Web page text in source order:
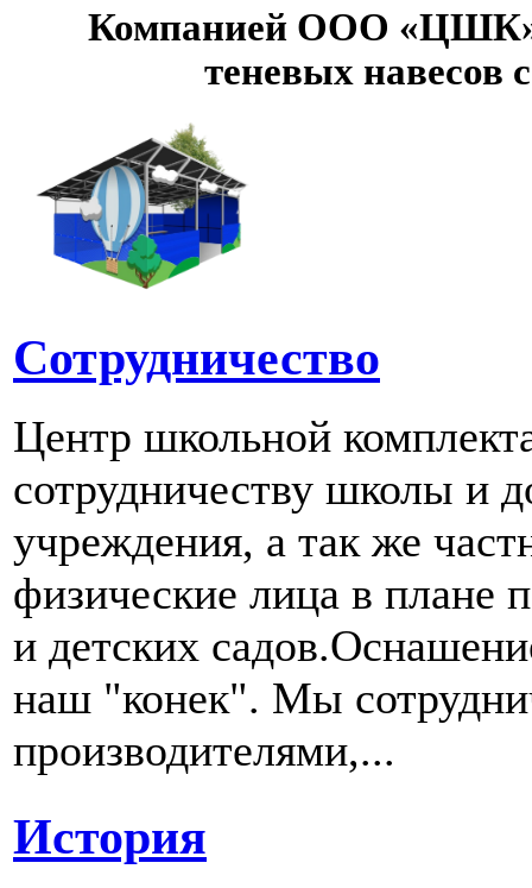
Компанией ООО «ЦШК»
теневых навесов
Сотрудничество
Центр школьной
сотрудничеству школы и
учреждения, а так же
физические лица в плане
и детских
наш "конек". Мы
производителями,...
История